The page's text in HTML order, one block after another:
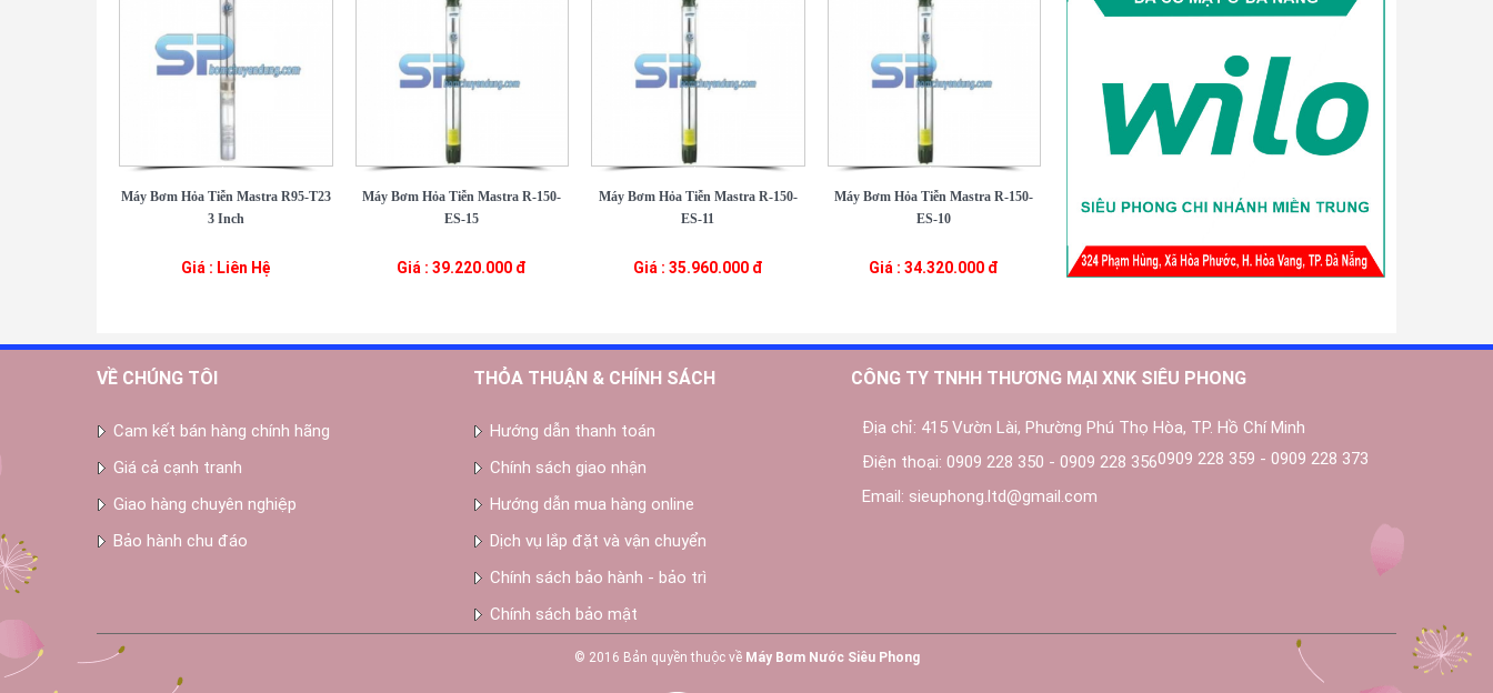
Máy Bơm Hỏa Tiễn Mastra R95-T23
3 Inch
Giá : Liên Hệ
Máy Bơm Hỏa Tiễn Mastra R-150-
ES-15
Giá : 39.220.000 đ
Máy Bơm Hỏa Tiễn Mastra R-150-
ES-11
Giá : 35.960.000 đ
Máy Bơm Hỏa Tiễn Mastra R-150-
ES-10
Giá : 34.320.000 đ
VỀ CHÚNG TÔI
Cam kết bán hàng chính hãng
Giá cả cạnh tranh
Giao hàng chuyên nghiệp
Bảo hành chu đáo
THỎA THUẬN & CHÍNH SÁCH
Hướng dẫn thanh toán
Chính sách giao nhận
Hướng dẫn mua hàng online
Dịch vụ lắp đặt và vận chuyển
Chính sách bảo hành - bảo trì
Chính sách bảo mật
CÔNG TY TNHH THƯƠNG MẠI XNK SIÊU PHONG
Địa chỉ: 415 Vườn Lài, Phường Phú Thọ Hòa, TP. Hồ Chí Minh
Điện thoại: 0909 228 350 - 0909 228 3560909 228 359 - 0909 228 373
Email: sieuphong.ltd@gmail.com
© 2016 Bản quyền thuộc về Máy Bơm Nước Siêu Phong